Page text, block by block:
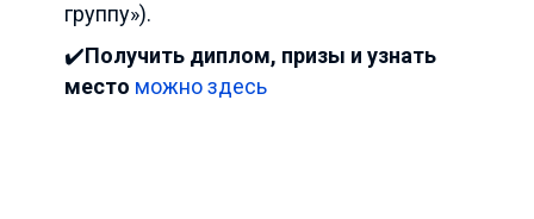
группу»).
✔️Получить диплом, призы и узнать
место можно здесь